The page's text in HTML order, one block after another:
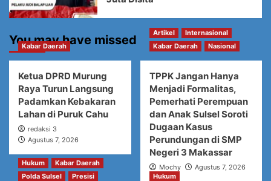
You may have missed
Kabar Daerah
Ketua DPRD Murung
Raya Turun Langsung
Padamkan Kebakaran
Lahan di Puruk Cahu
redaksi 3
Agustus 7, 2026
Artikel
Internasional
Kabar Daerah
Nasional
TPPK Jangan Hanya
Menjadi Formalitas,
Pemerhati Perempuan
dan Anak Sulsel Soroti
Dugaan Kasus
Perundungan di SMP
Negeri 3 Makassar
Mochy Agustus 7, 2026
Hukum
Kabar Daerah
Polda Sulsel
Presisi Hukum